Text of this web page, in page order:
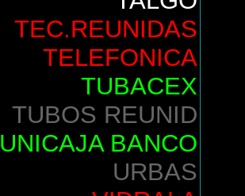
TEC.REUNIDAS
TELEFONICA
TUBACEX
TUBOS REUNID
UNICAJA BANCO
URBAS